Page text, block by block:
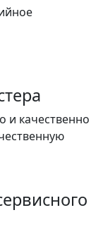
и качественно